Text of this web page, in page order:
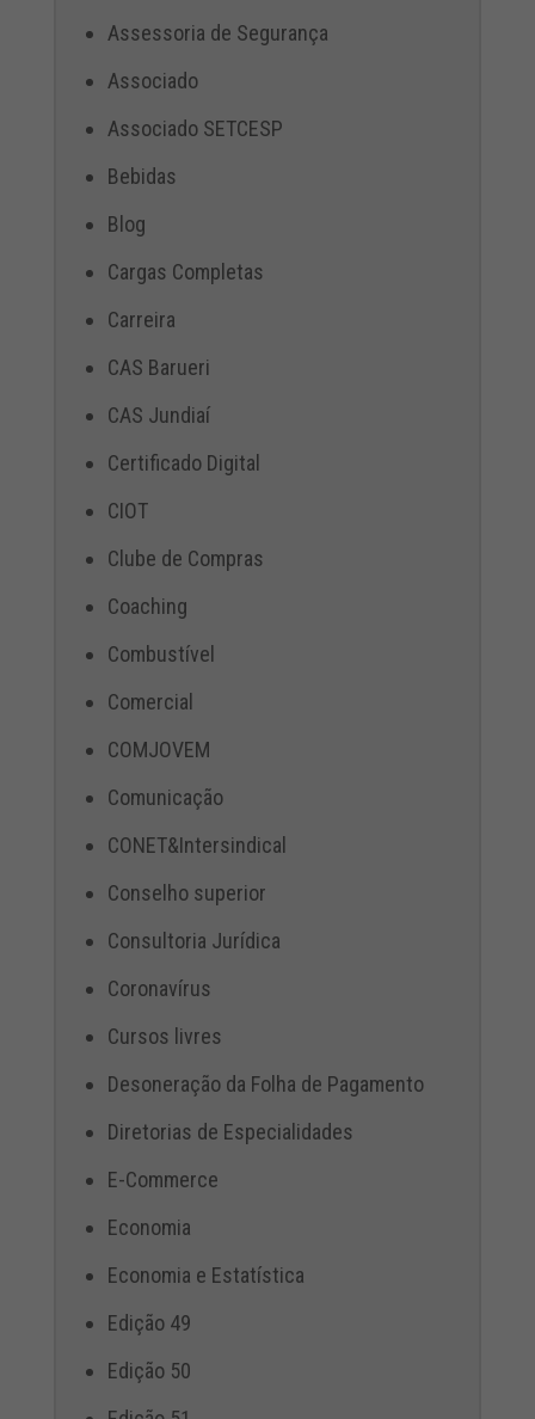
Assessoria de Segurança
Associado
Associado SETCESP
Bebidas
Blog
Cargas Completas
Carreira
CAS Barueri
CAS Jundiaí
Certificado Digital
CIOT
Clube de Compras
Coaching
Combustível
Comercial
COMJOVEM
Comunicação
CONET&Intersindical
Conselho superior
Consultoria Jurídica
Coronavírus
Cursos livres
Desoneração da Folha de Pagamento
Diretorias de Especialidades
E-Commerce
Economia
Economia e Estatística
Edição 49
Edição 50